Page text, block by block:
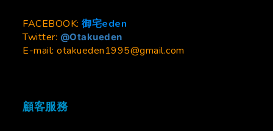
FACEBOOK: 御宅eden
Twitter: @Otakueden
E-mail: otakueden1995@gmail.com
顧客服務